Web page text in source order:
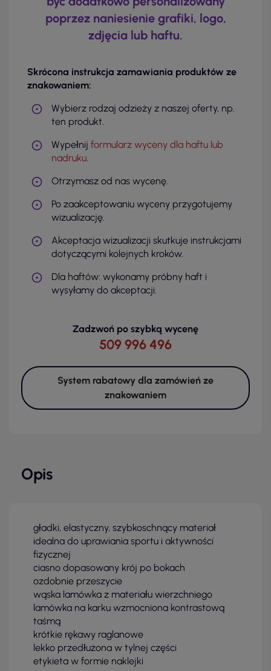
poprzez naniesienie grafiki, logo,
zdjęcia lub haftu.
Skrócona instrukcja zamawiania produktów ze
znakowaniem:
Wybierz rodzaj odzieży z naszej oferty, np.
ten produkt.
Wypełnij formularz wyceny dla haftu lub
nadruku.
Otrzymasz od nas wycenę.
Po zaakceptowaniu wyceny przygotujemy
wizualizację.
Akceptacja wizualizacji skutkuje instrukcjami
dotyczącymi kolejnych kroków.
Dla haftów: wykonamy próbny haft i
wysyłamy do akceptacji.
Zadzwoń po szybką wycenę
509 996 496
System rabatowy dla zamówień ze
znakowaniem
Opis
gładki, elastyczny, szybkoschnący materiał
idealna do uprawiania sportu i aktywności
fizycznej
ciasno dopasowany krój po bokach
ozdobnie przeszycie
wąska lamówka z materiału wierzchniego
lamówka na karku wzmocniona kontrastową
taśmą
krótkie rękawy raglanowe
lekko przedłużona w tylnej części
etykieta w formie naklejki